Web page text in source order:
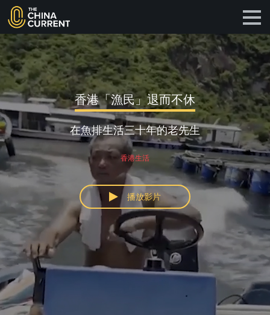
香港「漁民」退而不休
在魚排生活三十年的老先生
香港生活
播放影片